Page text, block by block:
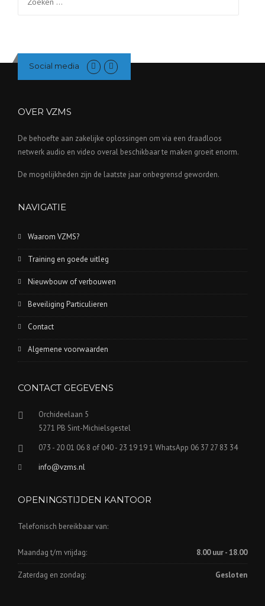
naar:
Social media
OVER VZMS
De behoefte aan zakelijke oplossingen om via een draadloos
netwerk audio en video overal beschikbaar te maken groeit enorm.
De mogelijkheden zijn de laatste jaar onbegrensd geworden.
NAVIGATIE
Waarom VZMS?
Training en goede uitleg
Nieuwbouw of verbouwen
Beveiliging Particulieren
Contact
Algemene voorwaarden
CONTACT GEGEVENS
Orchideelaan 5
5271 PB Sint-Michielsgestel
073 - 20 01 06 8 of 040 - 23 19 19 1 WhatsApp 06 37 27 83 34
info@vzms.nl
OPENINGSTIJDEN KANTOOR
Telefonisch bereikbaar van:
Maandag t/m vrijdag: 8.00 uur - 18.00
Zaterdag en zondag: Gesloten